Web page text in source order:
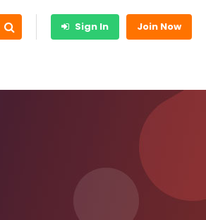
Sign In Join Now